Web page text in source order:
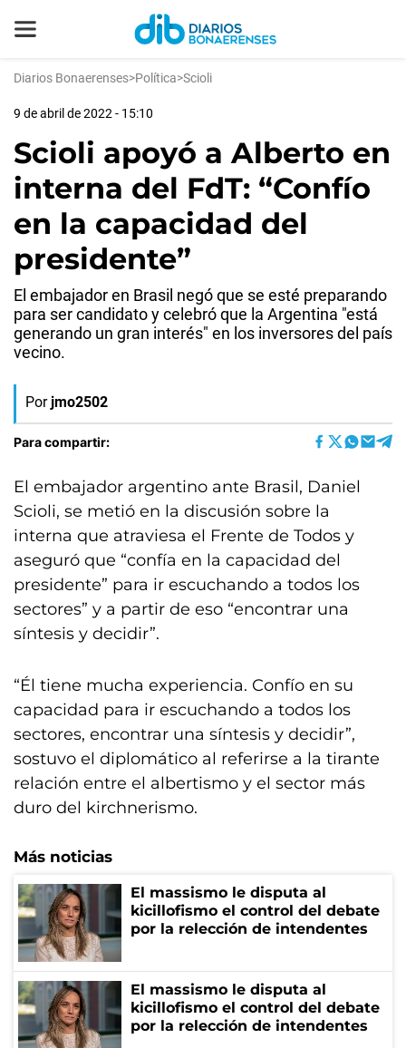
Diarios Bonaerenses>Política>Scioli
9 de abril de 2022 - 15:10
Scioli apoyó a Alberto en
interna del FdT: “Confío
en la capacidad del
presidente”
El embajador en Brasil negó que se esté preparando
para ser candidato y celebró que la Argentina "está
generando un gran interés" en los inversores del país
vecino.
Por jmo2502
Para compartir:
El embajador argentino ante Brasil, Daniel
Scioli, se metió en la discusión sobre la
interna que atraviesa el Frente de Todos y
aseguró que “confía en la capacidad del
presidente” para ir escuchando a todos los
sectores” y a partir de eso “encontrar una
síntesis y decidir”.
“Él tiene mucha experiencia. Confío en su
capacidad para ir escuchando a todos los
sectores, encontrar una síntesis y decidir”,
sostuvo el diplomático al referirse a la tirante
relación entre el albertismo y el sector más
duro del kirchnerismo.
Más noticias
El massismo le disputa al
kicillofismo el control del debate
por la relección de intendentes
El massismo le disputa al
kicillofismo el control del debate
por la relección de intendentes